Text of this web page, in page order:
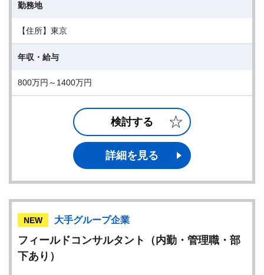
勤務地
【住所】東京
年収・給与
800万円～1400万円
検討する
詳細を見る
NEW 大手グループ企業
フィールドコンサルタント（内勤・管理職・部
下あり）